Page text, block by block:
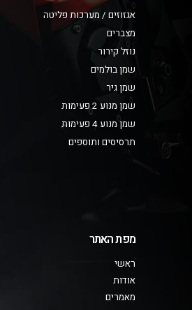
אגזוזים / מערכות פליטה
מצברים
נוזל קירור
שמן בולמים
שמן גיר
שמן מנוע 2 פעימות
שמן מנוע 4 פעימות
תרסיסים ותוספים
מפת האתר
ראשי
אודות
מאמרים